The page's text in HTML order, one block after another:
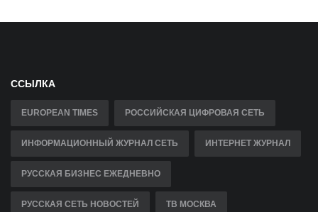
ССЫЛКА
EUROPEAN TIMES РОССИЙСКАЯ ЦИФРОВАЯ СЕТЬ
ИНФОРМАЦИОННЫЙ ЖУРНАЛ СЕТЬ ИНТЕРНЕТ ЖУРНАЛ
РУССКАЯ БИЗНЕС ЕЖЕДНЕВНО
РУССКАЯ СЕТЬ НОВОСТЕЙ ТВ МОСКВА